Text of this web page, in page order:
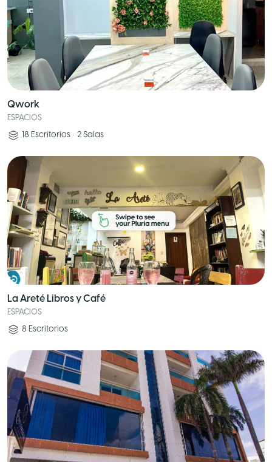
Qwork
ESPACIOS
18 Escritorios • 2 Salas
La Areté Libros y Café
ESPACIOS
8 Escritorios